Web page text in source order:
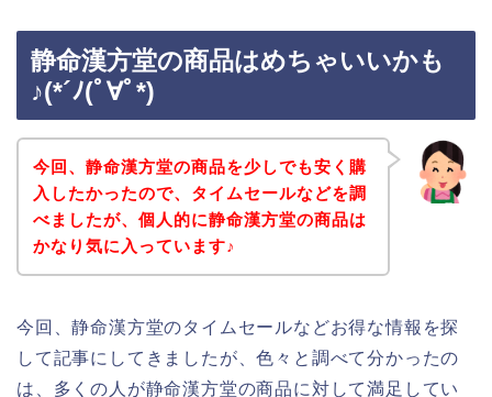
静命漢方堂の商品はめちゃいいかも
♪(*´ﾉ(ﾟ∀ﾟ*)
今回、静命漢方堂の商品を少しでも安く購
入したかったので、タイムセールなどを調
べましたが、個人的に静命漢方堂の商品は
かなり気に入っています♪
今回、静命漢方堂のタイムセールなどお得な情報を探
して記事にしてきましたが、色々と調べて分かったの
は、多くの人が静命漢方堂の商品に対して満足してい